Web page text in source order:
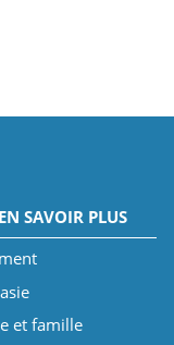
SAVOIR PLUS
et famille